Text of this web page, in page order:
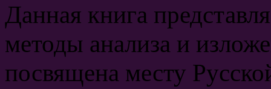
Данная книга
методы анализа и
посвящена месту